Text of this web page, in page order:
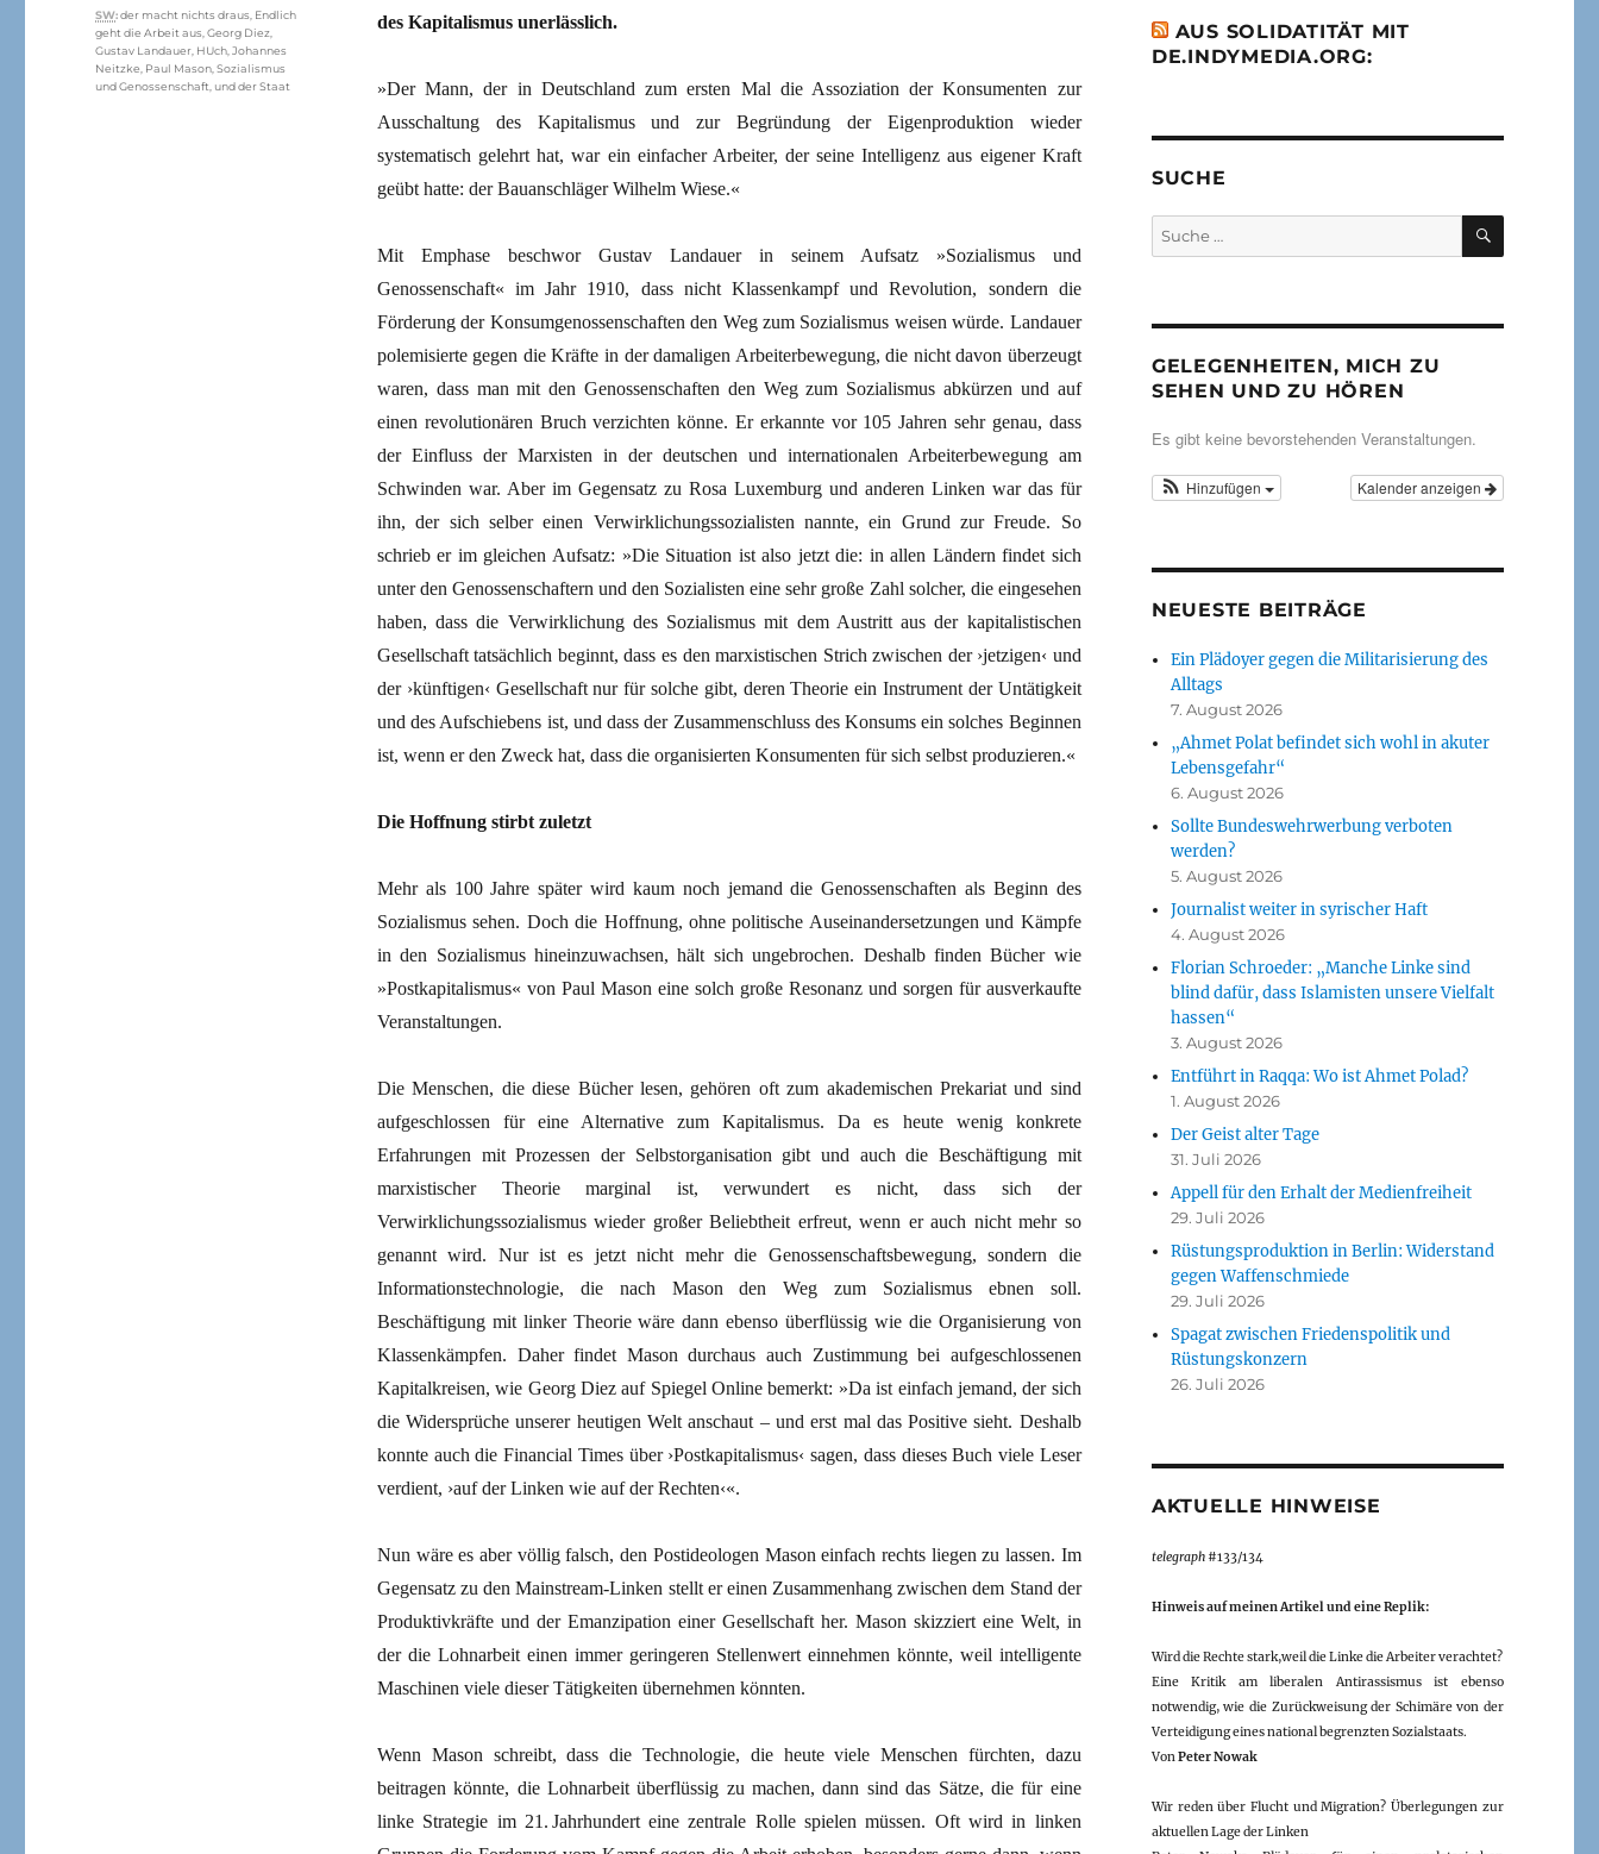
des Kapitalismus unerlässlich.
»Der Mann, der in Deutschland zum ersten Mal die Assoziation der Konsumenten zur
Ausschaltung des Kapitalismus und zur Begründung der Eigenproduktion wieder
systematisch gelehrt hat, war ein einfacher Arbeiter, der seine Intelligenz aus eigener Kraft
geübt hatte: der Bauanschläger Wilhelm Wiese.«
Mit Emphase beschwor Gustav Landauer in seinem Aufsatz »Sozialismus und
Genossenschaft« im Jahr 1910, dass nicht Klassenkampf und Revolution, sondern die
Förderung der Konsumgenossenschaften den Weg zum Sozialismus weisen würde. Landauer
polemisierte gegen die Kräfte in der damaligen Arbeiterbewegung, die nicht davon überzeugt
waren, dass man mit den Genossenschaften den Weg zum Sozialismus abkürzen und auf
einen revolutionären Bruch verzichten könne. Er erkannte vor 105 Jahren sehr genau, dass
der Einfluss der Marxisten in der deutschen und internationalen Arbeiterbewegung am
Schwinden war. Aber im Gegensatz zu Rosa Luxemburg und anderen Linken war das für
ihn, der sich selber einen Verwirklichungssozialisten nannte, ein Grund zur Freude. So
schrieb er im gleichen Aufsatz: »Die Situation ist also jetzt die: in allen Ländern findet sich
unter den Genossenschaftern und den Sozialisten eine sehr große Zahl solcher, die eingesehen
haben, dass die Verwirklichung des Sozialismus mit dem Austritt aus der kapitalistischen
Gesellschaft tatsächlich beginnt, dass es den marxistischen Strich zwischen der ›jetzigen‹ und
der ›künftigen‹ Gesellschaft nur für solche gibt, deren Theorie ein Instrument der Untätigkeit
und des Aufschiebens ist, und dass der Zusammenschluss des Konsums ein solches Beginnen
ist, wenn er den Zweck hat, dass die organisierten Konsumenten für sich selbst produzieren.«
Die Hoffnung stirbt zuletzt
Mehr als 100 Jahre später wird kaum noch jemand die Genossenschaften als Beginn des
Sozialismus sehen. Doch die Hoffnung, ohne politische Aus­einandersetzungen und Kämpfe
in den Sozialismus hineinzuwachsen, hält sich ungebrochen. Deshalb finden Bücher wie
»Postkapitalismus« von Paul Mason eine solch große Resonanz und sorgen für ausverkaufte
Veranstaltungen.
Die Menschen, die diese Bücher lesen, gehören oft zum akademischen Prekariat und sind
aufgeschlossen für eine Alternative zum Kapitalismus. Da es heute wenig konkrete
Erfahrungen mit Prozessen der Selbstorganisation gibt und auch die Beschäftigung mit
marxistischer Theorie marginal ist, verwundert es nicht, dass sich der
Verwirklichungssozialismus wieder großer Beliebtheit erfreut, wenn er auch nicht mehr so
genannt wird. Nur ist es jetzt nicht mehr die Genossenschaftsbewegung, sondern die
Informationstechnologie, die nach Mason den Weg zum Sozialismus ebnen soll.
Beschäftigung mit linker Theorie wäre dann ebenso überflüssig wie die Organisierung von
Klassenkämpfen. Daher findet Mason durchaus auch Zustimmung bei aufgeschlossenen
Kapitalkreisen, wie Georg Diez auf Spiegel Online bemerkt: »Da ist einfach jemand, der sich
die Widersprüche unserer heutigen Welt anschaut – und erst mal das Positive sieht. Deshalb
konnte auch die Financial Times über ›Postkapitalismus‹ sagen, dass dieses Buch viele Leser
verdient, ›auf der Linken wie auf der Rechten‹«.
Nun wäre es aber völlig falsch, den Postideologen Mason einfach rechts liegen zu lassen. Im
Gegensatz zu den Mainstream-Linken stellt er einen Zusammenhang zwischen dem Stand der
Produktivkräfte und der Emanzipation einer Gesellschaft her. Mason skizziert eine Welt, in
der die Lohnarbeit einen immer geringeren Stellenwert einnehmen könnte, weil intelligente
Maschinen viele dieser Tätigkeiten übernehmen könnten.
Wenn Mason schreibt, dass die Technologie, die heute viele Menschen fürchten, dazu
beitragen könnte, die Lohnarbeit überflüssig zu machen, dann sind das Sätze, die für eine
linke Strategie im 21. Jahrhundert eine zentrale Rolle spielen müssen. Oft wird in linken
Schlagwörter
SW:der macht nichts draus Endlich
geht die Arbeit aus ,Georg Diez
Gustav Landauer HUch ,Johannes
Neitzke Paul Mason ,Sozialismus
und Genossenschaft und der Staat
AUS SOLIDATITÄT MIT
DE.INDYMEDIA.ORG:
SUCHE
Suche
nach:
SUCHEN
GELEGENHEITEN, MICH ZU
SEHEN UND ZU HÖREN
Es gibt keine bevorstehenden Veranstaltungen.
Kalender anzeigen
Hinzufügen
NEUESTE BEITRÄGE
Ein Plädoyer gegen die Militarisierung des
Alltags
7. August 2026
„Ahmet Polat befindet sich wohl in akuter
Lebensgefahr“
6. August 2026
Sollte Bundeswehrwerbung verboten
werden?
5. August 2026
Journalist weiter in syrischer Haft
4. August 2026
Florian Schroeder: „Manche Linke sind
blind dafür, dass Islamisten unsere Vielfalt
hassen“
3. August 2026
Entführt in Raqqa: Wo ist Ahmet Polad?
1. August 2026
Der Geist alter Tage
31. Juli 2026
Appell für den Erhalt der Medienfreiheit
29. Juli 2026
Rüstungsproduktion in Berlin: Widerstand
gegen Waffenschmiede
29. Juli 2026
Spagat zwischen Friedenspolitik und
Rüstungskonzern
26. Juli 2026
AKTUELLE HINWEISE
telegraph#133/134
Hinweis auf meinen Artikel und eine Replik:
Wird die Rechte stark,weil die Linke die Arbeiter verachtet?
Eine Kritik am liberalen Antirassismus ist ebenso
notwendig, wie die Zurückweisung der Schimäre von der
Verteidigung eines national begrenzten Sozialstaats.
VonPeter Nowak
Wir reden über Flucht und Migration? Überlegungen zur
aktuellen Lage der Linken